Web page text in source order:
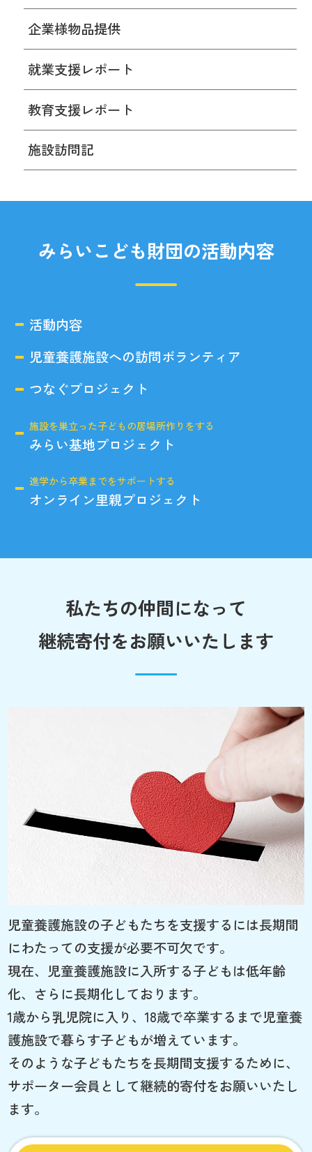
企業様物品提供
就業支援レポート
教育支援レポート
施設訪問記
みらいこども財団の活動内容
活動内容
児童養護施設への訪問ボランティア
つなぐプロジェクト
施設を巣立った子どもの居場所作りをする
みらい基地プロジェクト
進学から卒業までをサポートする
オンライン里親プロジェクト
私たちの仲間になって
継続寄付をお願いいたします
児童養護施設の子どもたちを支援するには長期間
にわたっての支援が必要不可欠です。
現在、児童養護施設に入所する子どもは低年齢
化、さらに長期化しております。
1歳から乳児院に入り、18歳で卒業するまで児童養
護施設で暮らす子どもが増えています。
そのような子どもたちを長期間支援するために、
サポーター会員として継続的寄付をお願いいたし
ます。